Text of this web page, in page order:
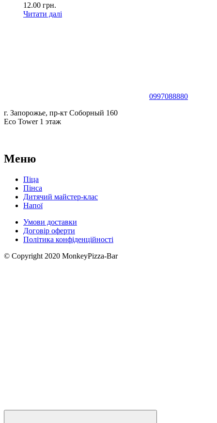
12.00 грн.
Читати далі
0997088880
г. Запорожье, пр-кт Соборный 160
Eco Tower 1 этаж
Меню
Піца
Пінса
Дитячий майстер-клас
Напої
Умови доставки
Договір оферти
Політика конфіденційності
© Copyright 2020 MonkeyPizza-Bar